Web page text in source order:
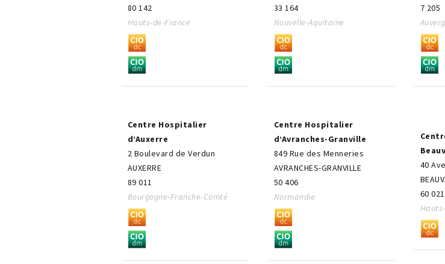
80 142
Hauts-de-France
33 164
Nouvelle-Aquitaine
7 205
Centre Hospitalier
d’Auxerre
2 Boulevard de Verdun
AUXERRE
89 011
Bourgogne-Franche-Comté
Centre Hospitalier
d’Avranches-Granville
849 Rue des Menneries
AVRANCHES-GRANVILLE
50 406
Normandie
40
60 021